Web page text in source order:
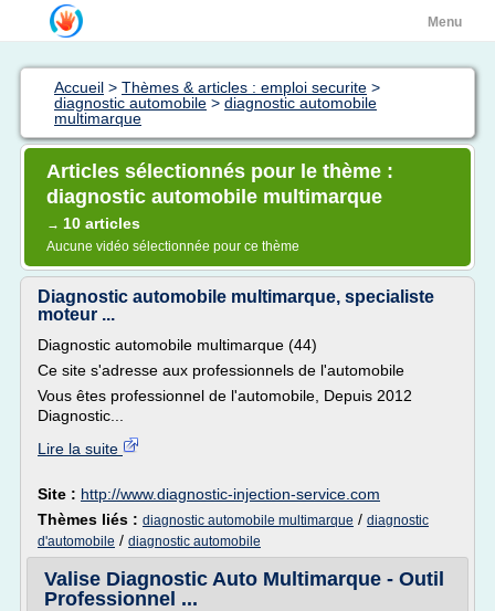
Menu
Accueil > Thèmes & articles : emploi securite >
diagnostic automobile > diagnostic automobile
multimarque
Articles sélectionnés pour le thème :
diagnostic automobile multimarque
→ 10 articles
Aucune vidéo sélectionnée pour ce thème
Diagnostic automobile multimarque, specialiste
moteur ...
Diagnostic automobile multimarque (44)
Ce site s'adresse aux professionnels de l'automobile
Vous êtes professionnel de l'automobile, Depuis 2012
Diagnostic...
Lire la suite
Site : http://www.diagnostic-injection-service.com
Thèmes liés : diagnostic automobile multimarque / diagnostic
d'automobile / diagnostic automobile
Valise Diagnostic Auto Multimarque - Outil
Professionnel ...